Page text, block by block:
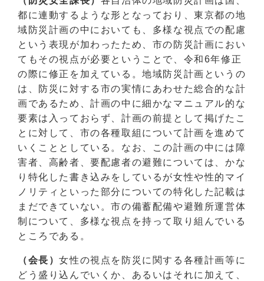
都に連動するような形となっており、東京都の地
域防災計画の中においても、多様な視点での配慮
という表現が加わったため、市の防災計画におい
てもその視点が必要ということで、令和6年修正
の際に修正を加えている。地域防災計画というの
は、防災に対する市の実情にあわせた総合的な計
画であるため、計画の中に細かなマニュアル的な
要素は入っておらず、計画の前提として掲げたこ
とに対して、市の各種取組について計画を進めて
いくこととしている。なお、この計画の中には障
害者、高齢者、要配慮者の避難については、かな
り特化した書き込みをしているが女性や性的マイ
ノリティといった部分についての特化した記載は
まだできていない。市の備蓄配備や避難所運営体
制について、多様な視点を持って取り組んでいる
ところである。
（会長）女性の視点を防災に関する各種計画等に
どう盛り込んでいくか、あるいはそれに加えて、